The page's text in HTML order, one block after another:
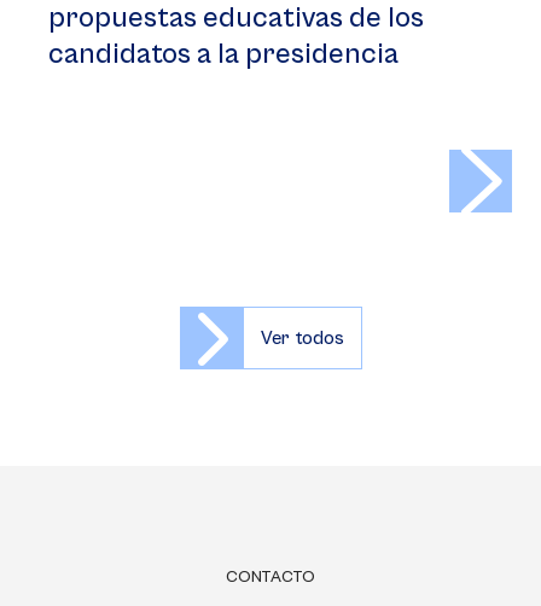
propuestas educativas de los
candidatos a la presidencia
Ver todos
CONTACTO